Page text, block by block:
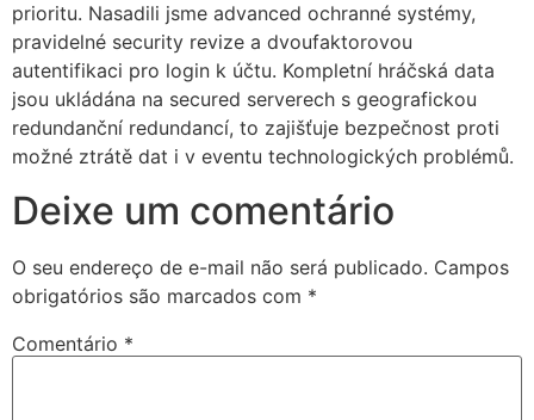
giriş
prioritu. Nasadili jsme advanced ochranné systémy,
pravidelné security revize a dvoufaktorovou
autentifikaci pro login k účtu. Kompletní hráčská data
jsou ukládána na secured serverech s geografickou
redundanční redundancí, to zajišťuje bezpečnost proti
možné ztrátě dat i v eventu technologických problémů.
Deixe um comentário
O seu endereço de e-mail não será publicado. Campos
obrigatórios são marcados com *
Comentário *